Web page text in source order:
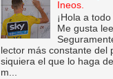
Ineos.
¡Hola a
Me gusta
lector más constante del
siquiera el que lo haga
m...